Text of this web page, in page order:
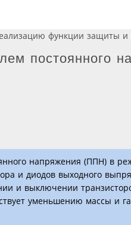
постоянного
напряжения (ППН) в
и диодов выходного
и выключении
уменьшению массы и